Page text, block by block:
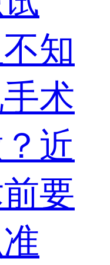
知
术
近
要